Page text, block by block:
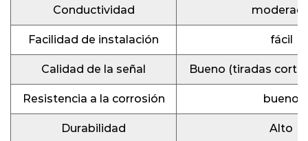
Conductividad
Facilidad de instalación fácil
Calidad de la señal Bueno (tiradas
Resistencia a la corrosión bueno
Durabilidad Alto